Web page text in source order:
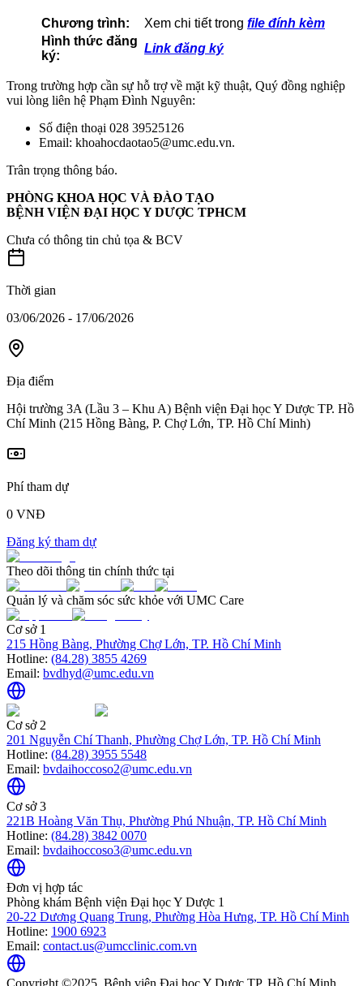
Chương trình: Xem chi tiết trong file đính kèm
Hình thức đăng
ký:
Link đăng ký
Trong trường hợp cần sự hỗ trợ về mặt kỹ thuật, Quý đồng nghiệp
vui lòng liên hệ Phạm Đình Nguyên:
Số điện thoại 028 39525126
Email: khoahocdaotao5@umc.edu.vn.
Trân trọng thông báo.
PHÒNG KHOA HỌC VÀ ĐÀO TẠO
BỆNH VIỆN ĐẠI HỌC Y DƯỢC TPHCM
Chưa có thông tin chủ tọa & BCV
Thời gian
03/06/2026 - 17/06/2026
Địa điểm
Hội trường 3A (Lầu 3 – Khu A) Bệnh viện Đại học Y Dược TP. Hồ
Chí Minh (215 Hồng Bàng, P. Chợ Lớn, TP. Hồ Chí Minh)
Phí tham dự
0 VNĐ
Đăng ký tham dự
Theo dõi thông tin chính thức tại
Quản lý và chăm sóc sức khỏe với UMC Care
Cơ sở 1
215 Hồng Bàng, Phường Chợ Lớn, TP. Hồ Chí Minh
Hotline: (84.28) 3855 4269
Email: bvdhyd@umc.edu.vn
Cơ sở 2
201 Nguyễn Chí Thanh, Phường Chợ Lớn, TP. Hồ Chí Minh
Hotline: (84.28) 3955 5548
Email: bvdaihoccoso2@umc.edu.vn
Cơ sở 3
221B Hoàng Văn Thụ, Phường Phú Nhuận, TP. Hồ Chí Minh
Hotline: (84.28) 3842 0070
Email: bvdaihoccoso3@umc.edu.vn
Đơn vị hợp tác
Phòng khám Bệnh viện Đại học Y Dược 1
20-22 Dương Quang Trung, Phường Hòa Hưng, TP. Hồ Chí Minh
Hotline: 1900 6923
Email: contact.us@umcclinic.com.vn
Copyright ©2025. Bệnh viện Đại học Y Dược TP. Hồ Chí Minh.